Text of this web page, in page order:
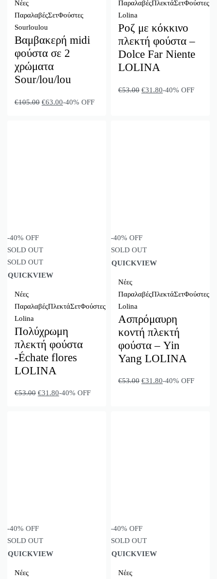
Νέες
ΠαραλαβέςΣετΦούστες
Sourloulou
Βαμβακερή midi
φούστα σε 2
χρώματα
Sour/lou/lou
€105.00 €63.00-40% OFF
ΠαραλαβέςΠλεκτάΣετΦούστες
Lolina
Ροζ με κόκκινο
πλεκτή φούστα –
Dolce Far Niente
LOLINA
€53.00 €31.80-40% OFF
-40% OFF
SOLD OUT
SOLD OUT
QUICKVIEW
Νέες
ΠαραλαβέςΠλεκτάΣετΦούστες
Lolina
Πολύχρωμη
πλεκτή φούστα
-Échate flores
LOLINA
€53.00 €31.80-40% OFF
-40% OFF
SOLD OUT
QUICKVIEW
Νέες
ΠαραλαβέςΠλεκτάΣετΦούστες
Lolina
Ασπρόμαυρη
κοντή πλεκτή
φούστα – Yin
Yang LOLINA
€53.00 €31.80-40% OFF
-40% OFF
SOLD OUT
QUICKVIEW
Νέες
-40% OFF
SOLD OUT
QUICKVIEW
Νέες